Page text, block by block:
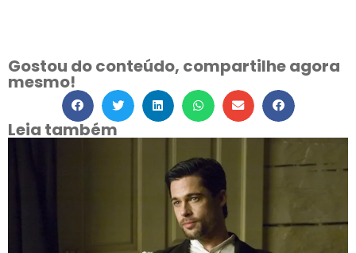
Gostou do conteúdo, compartilhe agora
mesmo!
Leia também